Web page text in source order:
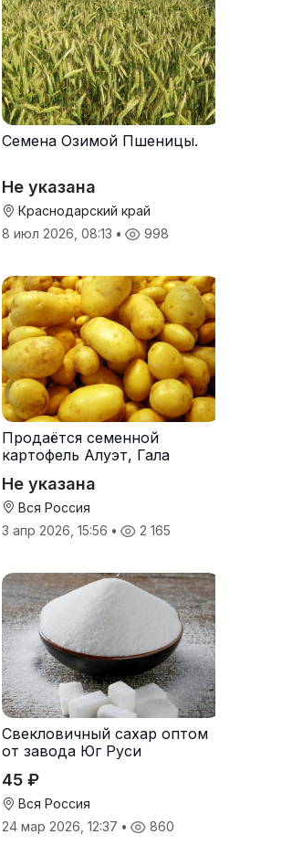
Семена Озимой Пшеницы.
Не указана
Краснодарский край
8 июл 2026, 08:13 • 998
Продаётся семенной
картофель Алуэт, Гала
Не указана
Вся Россия
3 апр 2026, 15:56 • 2 165
Свекловичный сахар оптом
от завода Юг Руси
45 ₽
Вся Россия
24 мар 2026, 12:37 • 860